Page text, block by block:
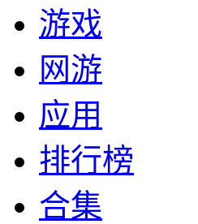
游戏
网游
应用
排行榜
合集